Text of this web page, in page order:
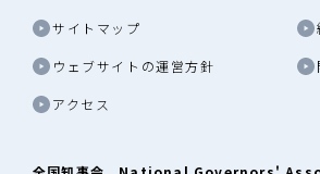
サイトマップ
ウェブサイトの運営方針
アクセス